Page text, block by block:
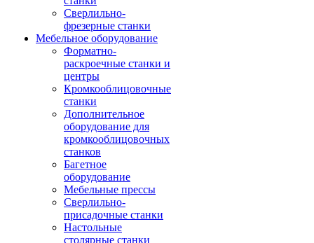
Сверлильно-
фрезерные станки
Мебельное оборудование
Форматно-
раскроечные станки и
центры
Кромкооблицовочные
станки
Дополнительное
оборудование для
кромкооблицовочных
станков
Багетное
оборудование
Мебельные прессы
Сверлильно-
присадочные станки
Настольные
столярные станки